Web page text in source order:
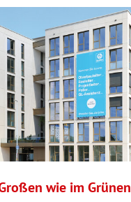
wie im Grünen